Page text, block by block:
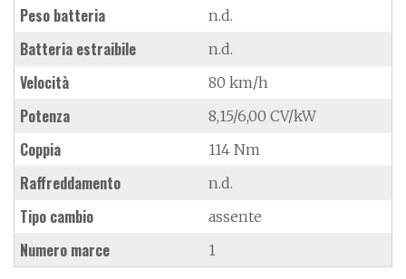
Peso batteria n.d.
Batteria estraibile n.d.
Velocità 80 km/h
Potenza 8,15/6,00 CV/kW
Coppia 114 Nm
Raffreddamento n.d.
Tipo cambio assente
Numero marce 1